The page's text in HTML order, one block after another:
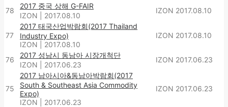
78
2017 중국 상해 G-FAIR
IZON
2017.08.10
IZON 2017.08.10
77
2017 태국산업박람회(2017 Thailand
Industry Expo)
IZON
2017.08.10
IZON 2017.08.10
76
2017 성남시 동남아 시장개척단
IZON
2017.06.23
IZON 2017.06.23
75
2017 남아시아&동남아박람회(2017
South & Southeast Asia Commodity
Expo)
IZON
2017.06.23
IZON 2017.06.23